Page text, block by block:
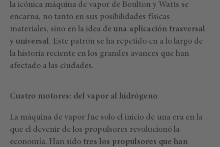
la icónica máquina de vapor de Boulton y Watts se
encarna, no tanto en sus posibilidades físicas
materiales, sino en la idea de una aplicación trasversal
y universal. Este patrón se ha repetido en a lo largo de
la historia reciente en los grandes avances que han
afectado a las ciudades.
Cuatro motores: del vapor al hidrógeno
La máquina de vapor fue solo el inicio de una era en la
que el devenir de los propulsores revolucionó la
economía. Han sido tres los propulsores que han